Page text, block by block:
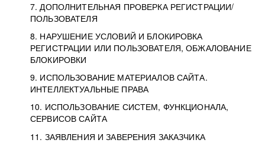
7. ДОПОЛНИТЕЛЬНАЯ ПРОВЕРКА РЕГИСТРАЦИИ/
ПОЛЬЗОВАТЕЛЯ
8. НАРУШЕНИЕ УСЛОВИЙ И БЛОКИРОВКА
РЕГИСТРАЦИИ ИЛИ ПОЛЬЗОВАТЕЛЯ, ОБЖАЛОВАНИЕ
БЛОКИРОВКИ
9. ИСПОЛЬЗОВАНИЕ МАТЕРИАЛОВ САЙТА.
ИНТЕЛЛЕКТУАЛЬНЫЕ ПРАВА
10. ИСПОЛЬЗОВАНИЕ СИСТЕМ, ФУНКЦИОНАЛА,
СЕРВИСОВ САЙТА
11. ЗАЯВЛЕНИЯ И ЗАВЕРЕНИЯ ЗАКАЗЧИКА